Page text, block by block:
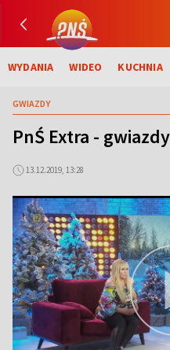
WYDANIA WIDEO KUCHNIA
GWIAZDY
PnŚ Extra -
13.12.2019, 13:28